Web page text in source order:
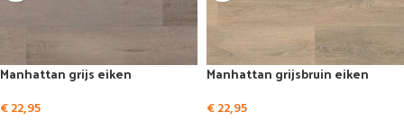
Manhattan grijs eiken
€22,95
Manhattan grijsbruin eiken
€22,95